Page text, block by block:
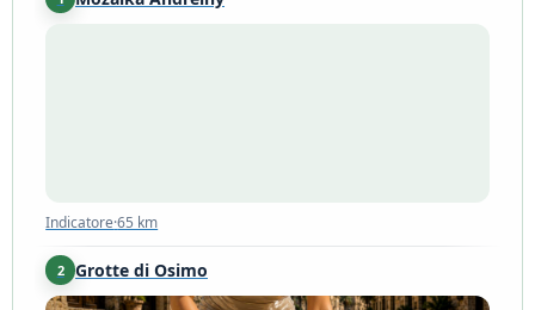
Indicatore·65 km
2 Grotte di Osimo